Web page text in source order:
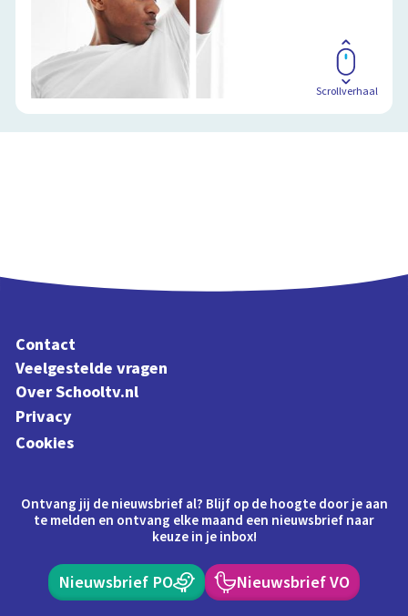
Scrollverhaal
Contact
Veelgestelde vragen
Over Schooltv.nl
Privacy
Cookies
Ontvang jij de nieuwsbrief al? Blijf op de hoogte door je aan
te melden en ontvang elke maand een nieuwsbrief naar
keuze in je inbox!
Nieuwsbrief PO Nieuwsbrief VO